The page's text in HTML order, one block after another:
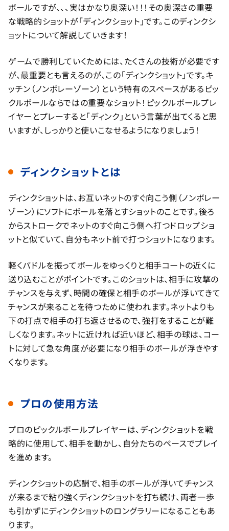
ボールですが、、、実はかなり奥深い！！！その奥深さの重要
な戦略的ショットが「ディンクショット」です。このディンクシ
ョットについて解説していきます！
ゲームで勝利していくためには、たくさんの技術が必要です
が、最重要とも言えるのが、この「ディンクショット」です。キ
ッチン（ノンボレーゾーン）という特有のスペースがあるピッ
クルボールならではの重要なショット！ピックルボールプレ
イヤーとプレーすると「ディンク」という言葉が出てくると思
いますが、しっかりと使いこなせるようになりましょう！
ディンクショットとは
ディンクショットは、お互いネットのすぐ向こう側（ノンボレー
ゾーン）にソフトにボールを落とすショットのことです。後ろ
からストロークでネットのすぐ向こう側へ打つドロップショ
ットと似ていて、自分もネット前で打つショットになります。
軽くパドルを振ってボールをゆっくりと相手コートの近くに
送り込むことがポイントです。このショットは、相手に攻撃の
チャンスを与えず、時間の確保と相手のボールが浮いてきて
チャンスが来ることを待つために使われます。ネットよりも
下の打点で相手の打ち返させるので、強打をすることが難
しくなります。ネットに近ければ近いほど、相手の球は、コー
トに対して急な角度が必要になり相手のボールが浮きやす
くなります。
プロの使用方法
プロのピックルボールプレイヤーは、ディンクショットを戦
略的に使用して、相手を動かし、自分たちのペースでプレイ
を進めます。
ディンクショットの応酬で、相手のボールが浮いてチャンス
が来るまで粘り強くディンクショットを打ち続け、両者一歩
も引かずにディンクショットのロングラリーになることもあ
ります。